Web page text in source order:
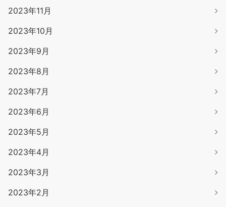
2023年11月
2023年10月
2023年9月
2023年8月
2023年7月
2023年6月
2023年5月
2023年4月
2023年3月
2023年2月